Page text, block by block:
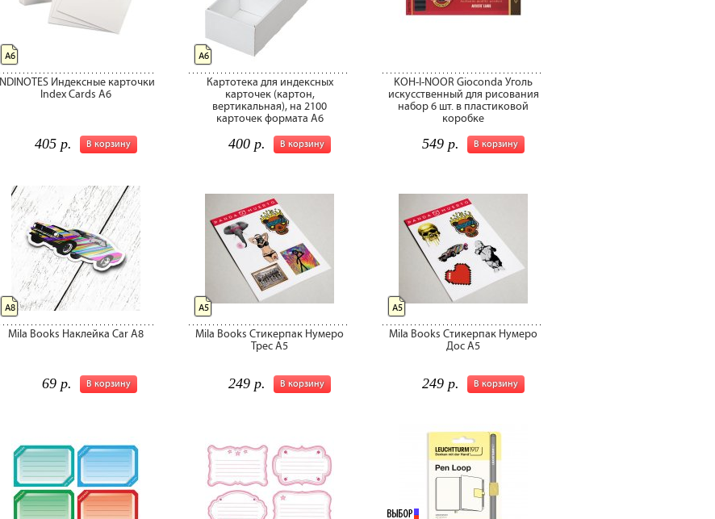
INDINOTES Индексные карточки
Index Cards A6
В корзину
405 р.
А6
Картотека для индексных
карточек (картон,
вертикальная), на 2100
карточек формата А6
В корзину
400 р.
А6
KOH-I-NOOR Gioconda Уголь
искусственный для рисования
набор 6 шт. в пластиковой
коробке
В корзину
549 р.
Mila Books Наклейка Car A8
В корзину
69 р.
A8
Mila Books Стикерпак Нумеро
Трес А5
В корзину
249 р.
А5
Mila Books Стикерпак Нумеро
Дос А5
В корзину
249 р.
А5